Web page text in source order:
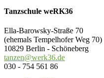
Tanzschule weRK36
Ella-Barowsky-Straße 70
(ehemals Tempelhofer Weg 70)
10829 Berlin - Schöneberg
tanzen@werk36.de
030 - 754 561 86